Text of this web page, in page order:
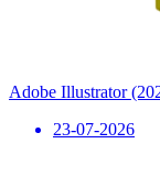
Adobe Illustrator
23-07-2026